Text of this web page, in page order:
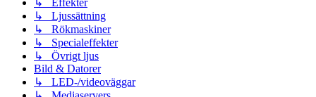
↳ Effekter
↳ Ljussättning
↳ Rökmaskiner
↳ Specialeffekter
↳ Övrigt ljus
Bild & Datorer
↳ LED-/videoväggar